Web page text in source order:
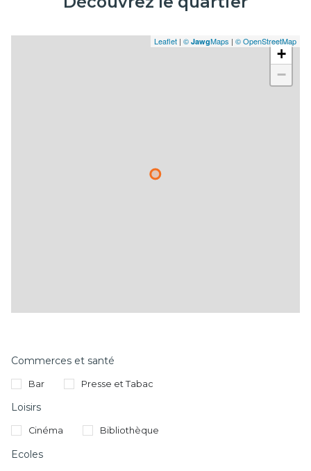
+
−
Leaflet | © JawgMaps | © OpenStreetMap
Commerces et santé
Bar Presse et Tabac
Loisirs
Cinéma Bibliothèque
Ecoles